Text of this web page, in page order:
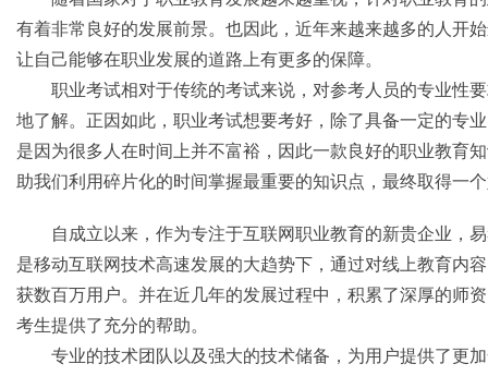
有着非常良好的发展前景。也因此，近年来越来越多的人开
让自己能够在职业发展的道路上有更多的保障。
职业考试相对于传统的考试来说，对参考人员的专业性
地了解。正因如此，职业考试想要考好，除了具备一定的专
是因为很多人在时间上并不富裕，因此一款良好的职业教育
助我们利用碎片化的时间掌握最重要的知识点，最终取得一
自成立以来，作为专注于互联网职业教育的新贵企业，
是移动互联网技术高速发展的大趋势下，通过对线上教育内
获数百万用户。并在近几年的发展过程中，积累了深厚的师
考生提供了充分的帮助。
专业的技术团队以及强大的技术储备，为用户提供了更